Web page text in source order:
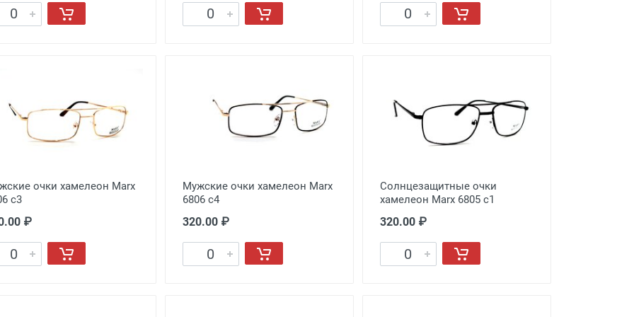
очки хамелеон Marx
c3
₽
Мужские очки хамелеон Marx
6806 c4
320.00 ₽
Солнцезащитные очки
хамелеон Marx 6805 c1
320.00 ₽